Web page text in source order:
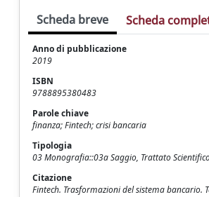
Scheda breve Scheda
Anno di pubblicazione
2019
ISBN
9788895380483
Parole chiave
finanza; Fintech; crisi bancaria
Tipologia
03 Monografia::03a Saggio, Trattato
Citazione
Fintech. Trasformazioni del sistema bancario.